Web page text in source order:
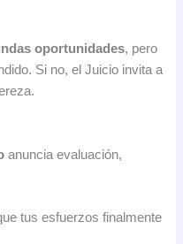
oportunidades, pero
Si no, el Juicio invita a
anuncia evaluación,
tus esfuerzos finalmente